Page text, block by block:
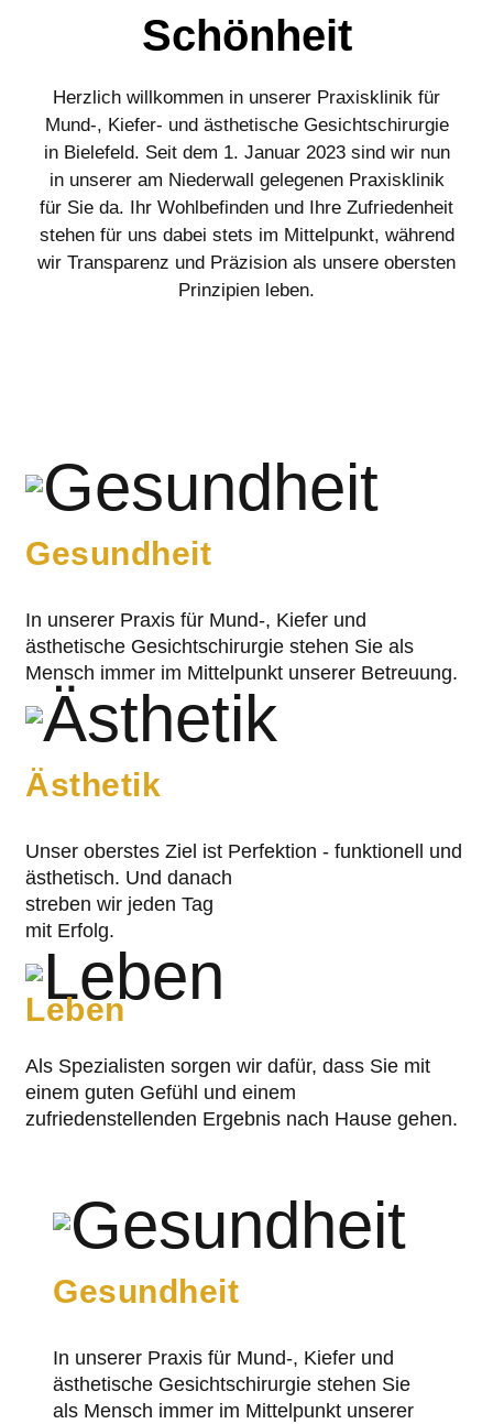
Schönheit
Herzlich willkommen in unserer Praxisklinik für
Mund-, Kiefer- und ästhetische Gesichtschirurgie
in Bielefeld. Seit dem 1. Januar 2023 sind wir nun
in unserer am Niederwall gelegenen Praxisklinik
für Sie da. Ihr Wohlbefinden und Ihre Zufriedenheit
stehen für uns dabei stets im Mittelpunkt, während
wir Transparenz und Präzision als unsere obersten
Prinzipien leben.
Gesundheit
In unserer Praxis für Mund-, Kiefer und
ästhetische Gesichtschirurgie stehen Sie als
Mensch immer im Mittelpunkt unserer Betreuung.
Ästhetik
Unser oberstes Ziel ist Perfektion - funktionell und
ästhetisch. Und danach
streben wir jeden Tag
mit Erfolg.
Leben
Als Spezialisten sorgen wir dafür, dass Sie mit
einem guten Gefühl und einem
zufriedenstellenden Ergebnis nach Hause gehen.
Gesundheit
In unserer Praxis für Mund-, Kiefer und
ästhetische Gesichtschirurgie stehen Sie
als Mensch immer im Mittelpunkt unserer